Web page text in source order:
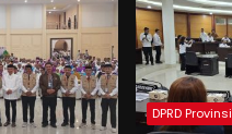
DPRD Provinsi